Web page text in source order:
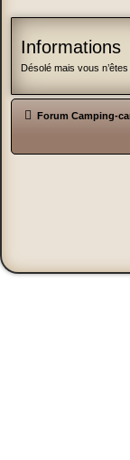
Informations
Désolé mais vous
Forum Camping-